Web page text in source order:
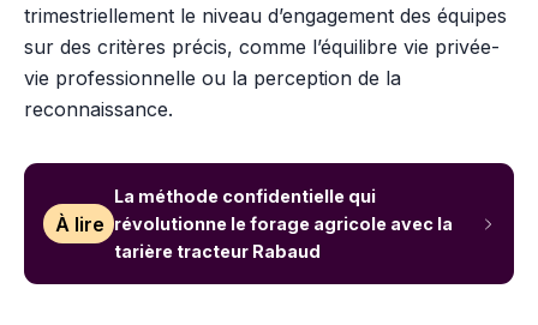
trimestriellement le niveau d’engagement des équipes
sur des critères précis, comme l’équilibre vie privée-
vie professionnelle ou la perception de la
reconnaissance.
À lire
La méthode confidentielle qui
révolutionne le forage agricole avec la
tarière tracteur Rabaud